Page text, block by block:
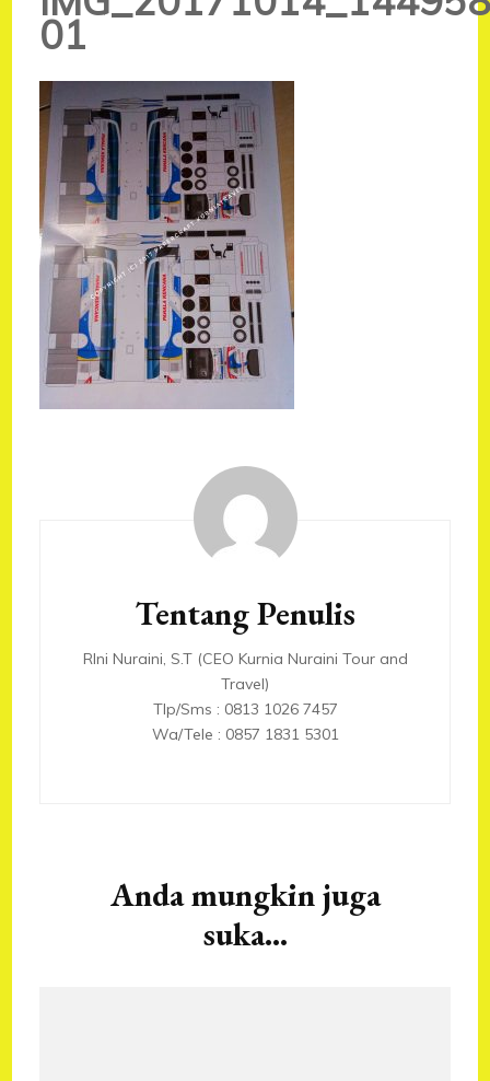
01
Tentang Penulis
RIni Nuraini, S.T (CEO Kurnia Nuraini Tour and
Travel)
Tlp/Sms : 0813 1026 7457
Wa/Tele : 0857 1831 5301
Anda mungkin juga
suka...